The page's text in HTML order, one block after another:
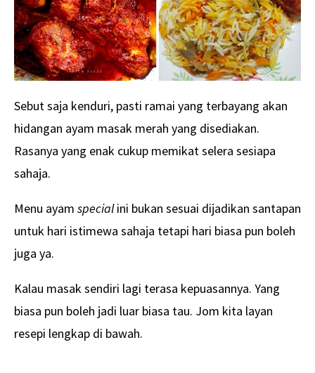
Sebut saja kenduri, pasti ramai yang terbayang akan
hidangan ayam masak merah yang disediakan.
Rasanya yang enak cukup memikat selera sesiapa
sahaja.
Menu ayam specialini bukan sesuai dijadikan santapan
untuk hari istimewa sahaja tetapi hari biasa pun boleh
juga ya.
Kalau masak sendiri lagi terasa kepuasannya. Yang
biasa pun boleh jadi luar biasa tau. Jom kita layan
resepi lengkap di bawah.